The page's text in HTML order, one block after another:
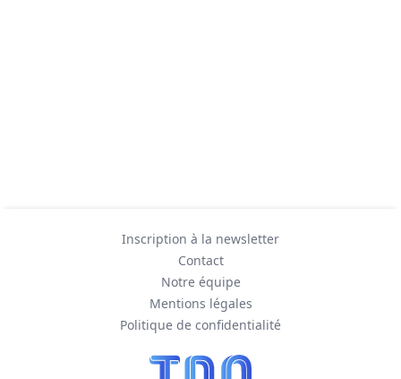
Inscription à la newsletter
Contact
Notre équipe
Mentions légales
Politique de confidentialité